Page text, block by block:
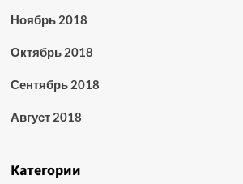
Ноябрь 2018
Октябрь 2018
Сентябрь 2018
Август 2018
Категории